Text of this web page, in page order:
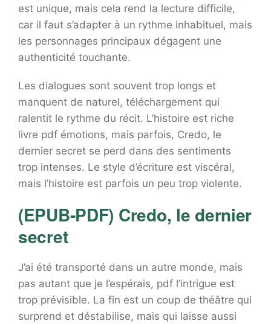
est unique, mais cela rend la lecture difficile,
car il faut s’adapter à un rythme inhabituel, mais
les personnages principaux dégagent une
authenticité touchante.
Les dialogues sont souvent trop longs et
manquent de naturel, téléchargement qui
ralentit le rythme du récit. L’histoire est riche
livre pdf émotions, mais parfois, Credo, le
dernier secret se perd dans des sentiments
trop intenses. Le style d’écriture est viscéral,
mais l’histoire est parfois un peu trop violente.
(EPUB-PDF) Credo, le dernier
secret
J’ai été transporté dans un autre monde, mais
pas autant que je l’espérais, pdf l’intrigue est
trop prévisible. La fin est un coup de théâtre qui
surprend et déstabilise, mais qui laisse aussi